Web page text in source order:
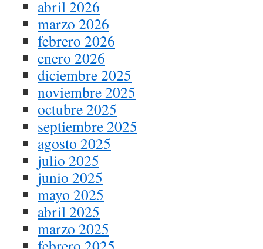
abril 2026
marzo 2026
febrero 2026
enero 2026
diciembre 2025
noviembre 2025
octubre 2025
septiembre 2025
agosto 2025
julio 2025
junio 2025
mayo 2025
abril 2025
marzo 2025